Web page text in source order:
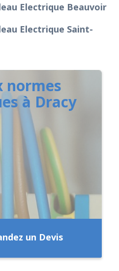
Electrique Beauvoir
Electrique Saint-
normes
à Dracy
un Devis